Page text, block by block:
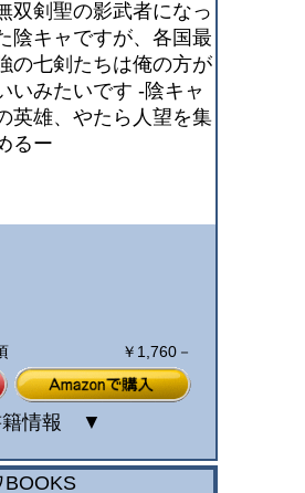
双剣聖の影武者になっ
陰キャですが、各国最
の七剣たちは俺の方が
いみたいです -陰キャ
英雄、やたら人望を集
るー
￥1,760－
情報 ▼
BOOKS